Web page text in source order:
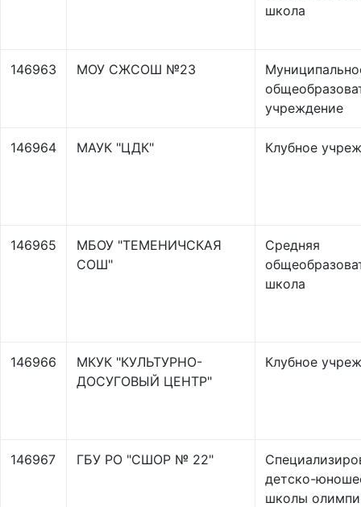
школа
146963 МОУ СЖСОШ №23
учреждение
146964 МАУК "ЦДК" Клубное
146965
МБОУ "ТЕМЕНИЧСКАЯ
СОШ"
Средняя
школа
146966
МКУК "КУЛЬТУРНО-
ДОСУГОВЫЙ ЦЕНТР"
Клубное
146967 ГБУ РО "СШОР № 22"
детско-
школы